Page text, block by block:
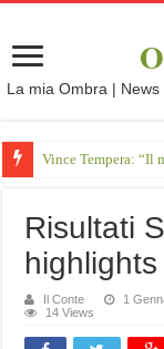
La mia Ombra |
Vince Tempera: “Il
Risultati
Il Conte 1
14 Views